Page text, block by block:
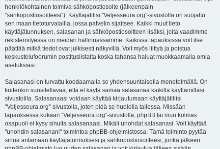
henkilökohtainen toimiva sähköpostiosoite (jälkeenpäin
"sähköpostiosoitteesi"). Käyttäjätilisi "Veljesseura.org"-sivustolla on suojattu
sen maan tietoturvalailla, jossa palvelin sijaitsee. Kaikki muut tieto
käyttäjätunnuksen, salasanan ja sähköpostiosoitteen lisäksi, joita vaadimme
rekisteröityessä on meidän hallinnassamme. Kaikissa tapauksissa voit itse
päättää mitkä tiedot ovat julkisesti näkyvillä. Voit myös liittyä ja poistua
keskustelufoorumin postituslistalta koska tahansa haluat muokkaamalla omia
asetuksiasi.
Salasanasi on turvattu koodaamalla se yhdensuuntaisella menetelmällä. On
kuitenkin suositeltavaa, että et käytä samaa salasanaa kaikilla käyttämilläsi
sivustoilla. Salasanaasi voidaan käyttää kirjautumaan käyttäjätiliisi
"Veljesseura.org"-sivustolla, joten pidä se huolella tallessa. Missään
tapauksessa kukaan "Veljesseura.org"-sivustolta, phpBB tai muu kolmas
osapuoli ei kysy sinulta salasanaasi. Mikäli unohdat salasanasi. Voit käyttää
"unohdin salasanani" toimintoa phpBB-ohjelmistossa. Tämä toiminto pyytää
sinua antamaan käyttäjätunnuksesi ja sähköpostiosoitteesi, jonka jälkeen